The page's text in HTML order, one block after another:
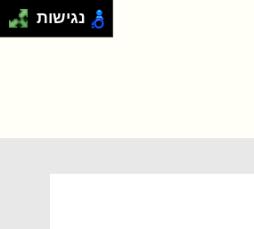
נגישות